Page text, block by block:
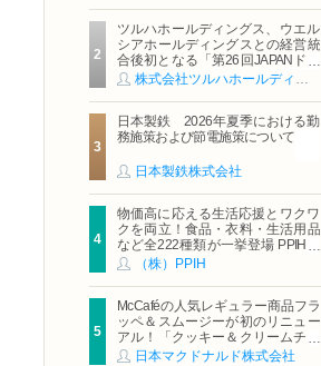
ツルハホールディングス、ウエル
シアホールディングスとの経営統
合後初となる「第26回JAPANドラ
ッグストアショー」に出展
株式会社ツルハホールディングス
日本製鉄 2026年夏季における勤
務施策および節電施策について
日本製鉄株式会社
物価高に応える生活応援とワクワ
クを両立！食品・衣料・生活用品
など全222種類が一挙登場 PPIHグ
ループ「夏福袋」＆セール 8月6日
（株）PPIH
McCaféの人気レギュラー商品フラ
ッペ＆スムージーが初のリニュー
アル！「クッキー＆クリームチョ
コフラッペ」「マンゴースムージ
日本マクドナルド株式会社